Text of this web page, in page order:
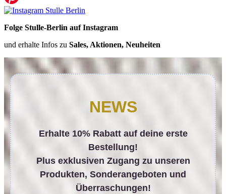
Folge Stulle-Berlin auf Instagram
und erhalte Infos zu Sales, Aktionen, Neuheiten
NEWS
Erhalte 10% Rabatt auf deine erste
Bestellung!
Plus exklusiven Zugang zu unseren
Produkten, Sonderangeboten und
Überraschungen!